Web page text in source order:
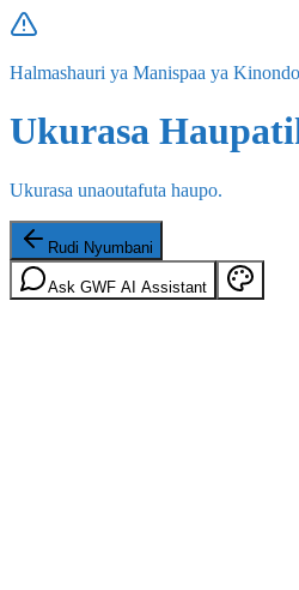
Halmashauri ya Manispaa ya
Ukurasa
Ukurasa unaoutafuta haupo.
Rudi Nyumbani
Ask GWF AI Assistant